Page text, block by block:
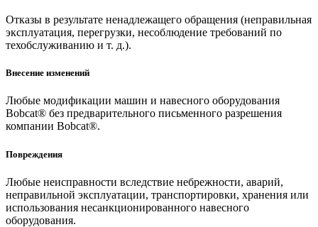
Отказы в результате ненадлежащего обращения (неправильная
эксплуатация, перегрузки, несоблюдение требований по
техобслуживанию и т. д.).
Внесение изменений
Любые модификации машин и навесного оборудования
Bobcat® без предварительного письменного разрешения
компании Bobcat®.
Повреждения
Любые неисправности вследствие небрежности, аварий,
неправильной эксплуатации, транспортировки, хранения или
использования несанкционированного навесного
оборудования.